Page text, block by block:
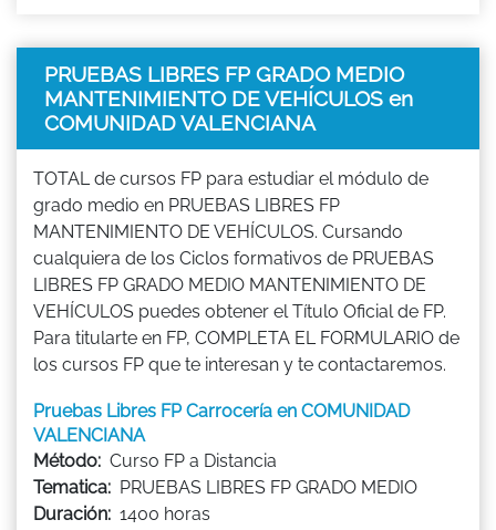
PRUEBAS LIBRES FP GRADO MEDIO
MANTENIMIENTO DE VEHÍCULOS en
COMUNIDAD VALENCIANA
TOTAL de cursos FP para estudiar el módulo de
grado medio en PRUEBAS LIBRES FP
MANTENIMIENTO DE VEHÍCULOS. Cursando
cualquiera de los Ciclos formativos de PRUEBAS
LIBRES FP GRADO MEDIO MANTENIMIENTO DE
VEHÍCULOS puedes obtener el Título Oficial de FP.
Para titularte en FP, COMPLETA EL FORMULARIO de
los cursos FP que te interesan y te contactaremos.
Pruebas Libres FP Carrocería en COMUNIDAD
VALENCIANA
Método: Curso FP a Distancia
Tematica: PRUEBAS LIBRES FP GRADO MEDIO
Duración: 1400 horas